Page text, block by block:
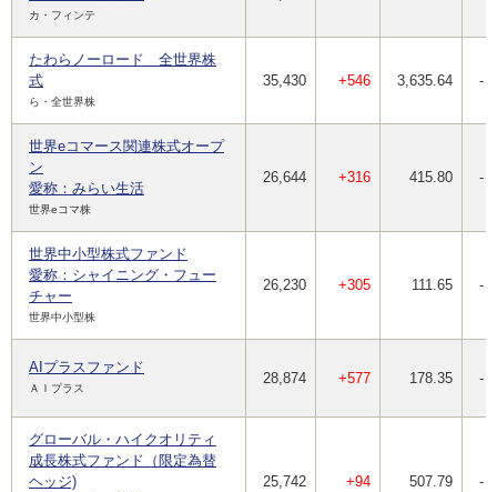
カ・フィンテ
たわらノーロード 全世界株
式
ら・全世界株
35,430 +546 3,635.64 -
世界eコマース関連株式オープ
ン
愛称：みらい生活
世界eコマ株
26,644 +316 415.80 -
世界中小型株式ファンド
愛称：シャイニング・フュー
チャー
世界中小型株
26,230 +305 111.65 -
AIプラスファンド
ＡＩプラス
28,874 +577 178.35 -
グローバル・ハイクオリティ
成長株式ファンド（限定為替
ヘッジ)
25,742 +94 507.79 -